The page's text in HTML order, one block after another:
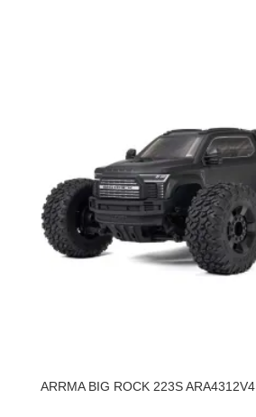
ARRMA BIG ROCK 223S ARA4312V4